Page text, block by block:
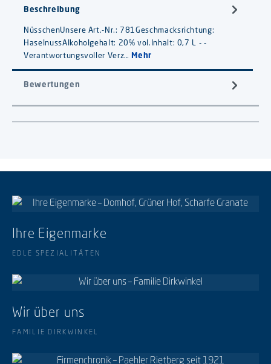
Beschreibung
NüsschenUnsere Art.-Nr.: 781Geschmacksrichtung:
HaselnussAlkoholgehalt: 20% vol.Inhalt: 0,7 L - -
Verantwortungsvoller Verz…Mehr
Bewertungen
Ihre Eigenmarke
EDLE SPEZIALITÄTEN
Wir über uns
FAMILIE DIRKWINKEL